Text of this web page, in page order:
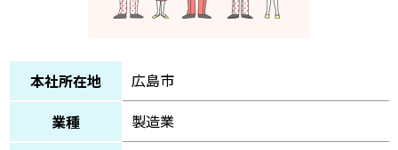
本社所在地
広島市
業種
製造業